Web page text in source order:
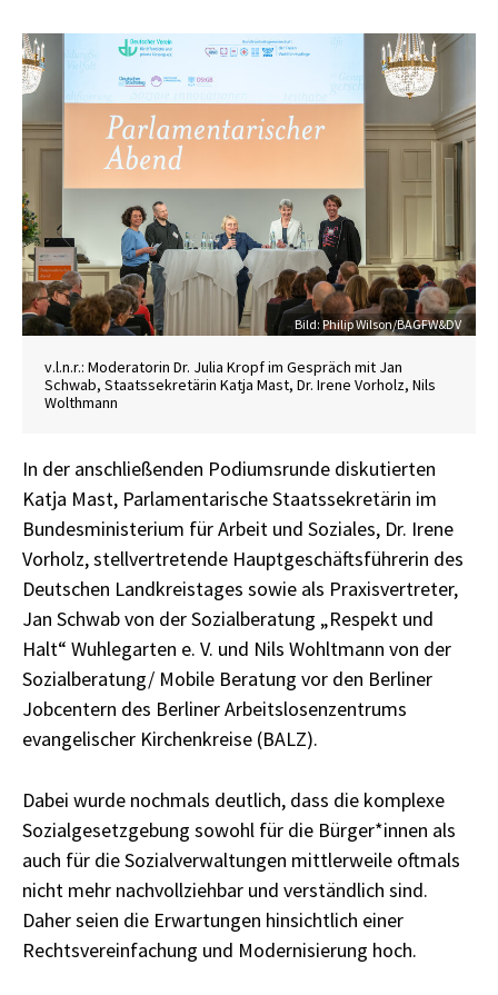
In der anschließenden Podiumsrunde diskutierten
Katja Mast, Parlamentarische Staatssekretärin im
Bundesministerium für Arbeit und Soziales, Dr. Irene
Vorholz, stellvertretende Hauptgeschäftsführerin des
Deutschen Landkreistages sowie als Praxisvertreter,
Jan Schwab von der Sozialberatung „Respekt und
Halt“ Wuhlegarten e. V. und Nils Wohltmann von der
Sozialberatung/ Mobile Beratung vor den Berliner
Jobcentern des Berliner Arbeitslosenzentrums
evangelischer Kirchenkreise (BALZ).
Dabei wurde nochmals deutlich, dass die komplexe
Sozialgesetzgebung sowohl für die Bürger*innen als
auch für die Sozialverwaltungen mittlerweile oftmals
nicht mehr nachvollziehbar und verständlich sind.
Daher seien die Erwartungen hinsichtlich einer
Rechtsvereinfachung und Modernisierung hoch.
Credit
Bild: Philip Wilson/BAGFW&DV
v.l.n.r.: Moderatorin Dr. Julia Kropf im Gespräch mit Jan
Schwab, Staatssekretärin Katja Mast, Dr. Irene Vorholz, Nils
Wolthmann